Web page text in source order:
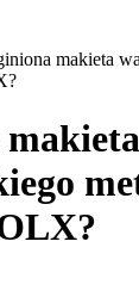
makieta